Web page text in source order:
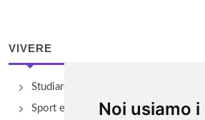
Noi usiamo
VIVERE
Studiare
Sport e Benessere